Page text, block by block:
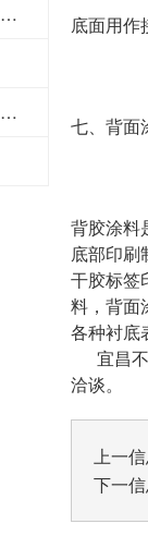
宜昌不干胶标签夏季使用应注意什么
宜昌不干胶标签的防水效果受到多种因素的影响
底面用作
七、背面
背胶涂料
底部印刷
干胶标签
料，背面
各种衬底
宜昌不
洽谈。
上一信
下一信